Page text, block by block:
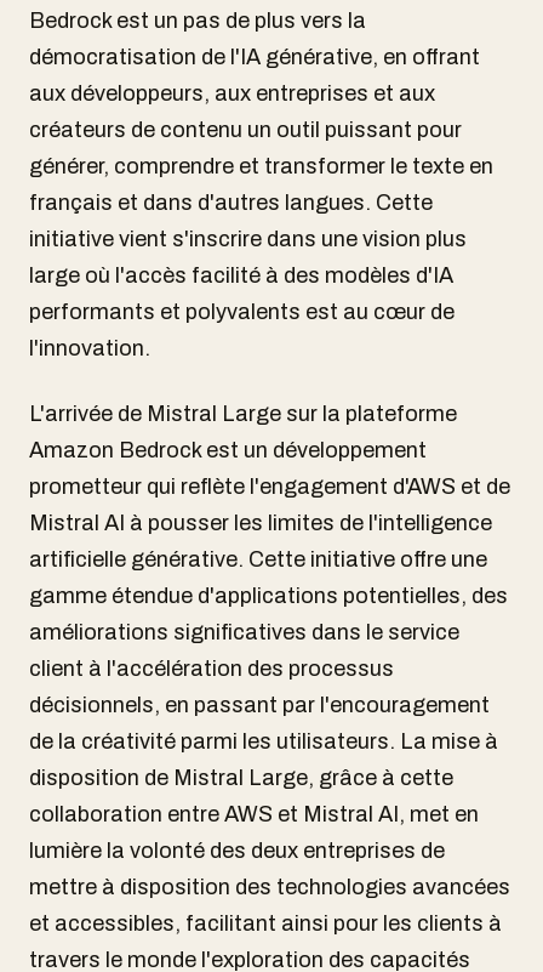
Bedrock est un pas de plus vers la
démocratisation de l'IA générative, en offrant
aux développeurs, aux entreprises et aux
créateurs de contenu un outil puissant pour
générer, comprendre et transformer le texte en
français et dans d'autres langues. Cette
initiative vient s'inscrire dans une vision plus
large où l'accès facilité à des modèles d'IA
performants et polyvalents est au cœur de
l'innovation.
L'arrivée de Mistral Large sur la plateforme
Amazon Bedrock est un développement
prometteur qui reflète l'engagement d'AWS et de
Mistral AI à pousser les limites de l'intelligence
artificielle générative. Cette initiative offre une
gamme étendue d'applications potentielles, des
améliorations significatives dans le service
client à l'accélération des processus
décisionnels, en passant par l'encouragement
de la créativité parmi les utilisateurs. La mise à
disposition de Mistral Large, grâce à cette
collaboration entre AWS et Mistral AI, met en
lumière la volonté des deux entreprises de
mettre à disposition des technologies avancées
et accessibles, facilitant ainsi pour les clients à
travers le monde l'exploration des capacités